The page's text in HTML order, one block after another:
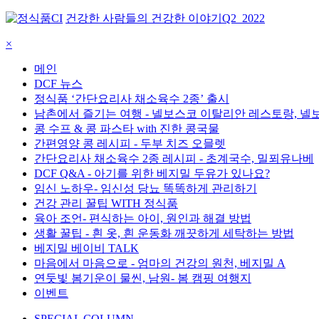
건강한 사람들의 건강한 이야기 Q2_2022
×
메인
DCF 뉴스
정식품 ‘간단요리사 채소육수 2종’ 출시
남촌에서 즐기는 여행 - 넬보스코 이탈리안 레스토랑, 넬
콩 수프 & 콩 파스타 with 진한 콩국물
간편영양 콩 레시피 - 두부 치즈 오믈렛
간단요리사 채소육수 2종 레시피 - 초계국수, 밀푀유나베
DCF Q&A - 아기를 위한 베지밀 두유가 있나요?
임신 노하우- 임신성 당뇨 똑똑하게 관리하기
건강 관리 꿀팁 WITH 정식품
육아 조언- 편식하는 아이, 원인과 해결 방법
생활 꿀팁 - 흰 옷, 흰 운동화 깨끗하게 세탁하는 방법
베지밀 베이비 TALK
마음에서 마음으로 - 엄마의 건강의 원천, 베지밀 A
연둣빛 봄기운이 물씬, 남원- 봄 캠핑 여행지
이벤트